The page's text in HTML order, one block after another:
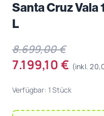
Santa Cruz Vala
L
8.699,00 €
7.199,10 € (inkl.
Verfügbar: 1 Stück